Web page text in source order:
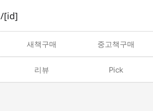
[id]
새책구매 중고책구매
리뷰 Pick